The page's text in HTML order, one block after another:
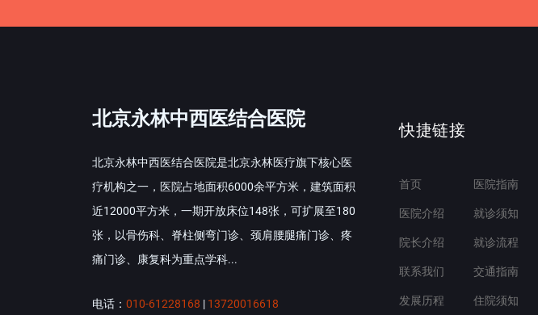
北京永林中西医结合医院
北京永林中西医结合医院是北京永林医疗旗下核心医
疗机构之一，医院占地面积6000余平方米，建筑面积
近12000平方米，一期开放床位148张，可扩展至180
张，以骨伤科、脊柱侧弯门诊、颈肩腰腿痛门诊、疼
痛门诊、康复科为重点学科...
电话： 010-61228168 | 13720016618
快捷链接
首页
医院介绍
院长介绍
联系我们
发展历程
医院指南
就诊须知
就诊流程
交通指南
住院须知